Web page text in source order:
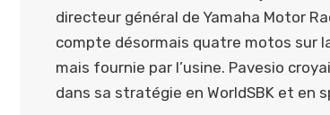
directeur général de Yamaha Motor
compte désormais quatre motos sur
mais fournie par l’usine. Pavesio
dans sa stratégie en WorldSBK et en